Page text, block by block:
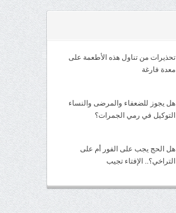
تحذيرات من تناول هذه الأطعمة على
معدة فارغة
هل يجوز للضعفاء والمرضى والنساء
التوكيل في رمي الجمرات؟
هل الحج يجب على الفور أم على
التراخي؟.. الإفتاء تجيب